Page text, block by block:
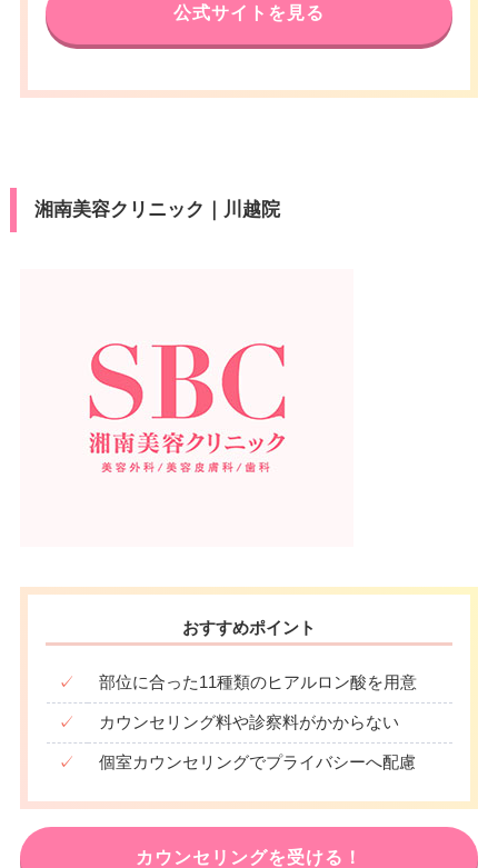
公式サイトを見る
湘南美容クリニック｜川越院
おすすめポイント
✓ 部位に合った11種類のヒアルロン酸を用意
✓ カウンセリング料や診察料がかからない
✓ 個室カウンセリングでプライバシーへ配慮
カウンセリングを受ける！